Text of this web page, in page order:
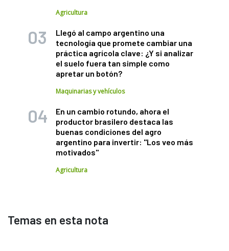
Agricultura
Llegó al campo argentino una
tecnología que promete cambiar una
práctica agrícola clave: ¿Y si analizar
el suelo fuera tan simple como
apretar un botón?
Maquinarias y vehículos
En un cambio rotundo, ahora el
productor brasilero destaca las
buenas condiciones del agro
argentino para invertir: "Los veo más
motivados"
Agricultura
Temas en esta nota